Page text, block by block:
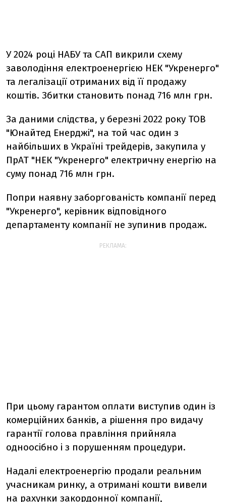
У 2024 році НАБУ та САП викрили схему
заволодіння електроенергією НЕК "Укренерго"
та легалізації отриманих від її продажу
коштів. Збитки становить понад 716 млн грн.
За даними слідства, у березні 2022 року ТОВ
"Юнайтед Енерджі", на той час один з
найбільших в Україні трейдерів, закупила у
ПрАТ "НЕК "Укренерго" електричну енергію на
суму понад 716 млн грн.
Попри наявну заборгованість компанії перед
"Укренерго", керівник відповідного
департаменту компанії не зупинив продаж.
РЕКЛАМА:
При цьому гарантом оплати виступив один із
комерційних банків, а рішення про видачу
гарантії голова правління прийняла
одноосібно і з порушенням процедури.
Надалі електроенергію продали реальним
учасникам ринку, а отримані кошти вивели
на рахунки закордонної компанії,